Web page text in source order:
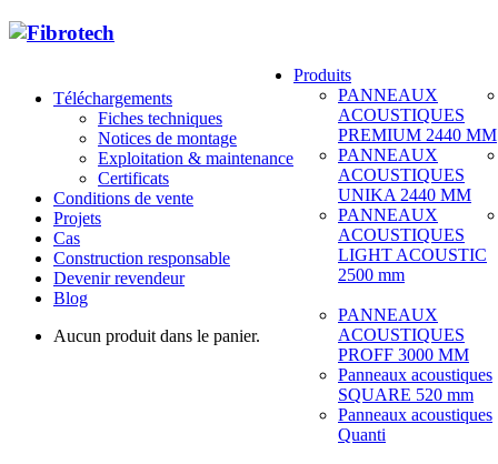
Téléchargements
Fiches techniques
Notices de montage
Exploitation & maintenance
Certificats
Conditions de vente
Projets
Cas
Construction responsable
Devenir revendeur
Blog
Aucun produit dans le panier.
Produits
PANNEAUX
ACOUSTIQUES
PREMIUM 2440 MM
PANNEAUX
ACOUSTIQUES
UNIKA 2440 MM
PANNEAUX
ACOUSTIQUES
LIGHT ACOUSTIC
2500 mm
PANNEAUX
ACOUSTIQUES
PROFF 3000 MM
Panneaux acoustiques
SQUARE 520 mm
Panneaux acoustiques
Quanti